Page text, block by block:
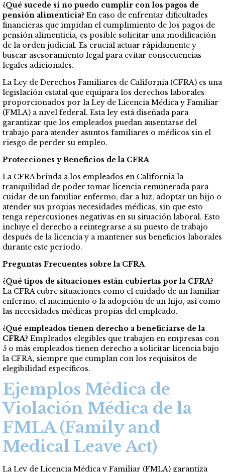
¿Qué sucede si no puedo cumplir con los pagos de
pensión alimenticia? En caso de enfrentar dificultades
financieras que impidan el cumplimiento de los pagos de
pensión alimenticia, es posible solicitar una modificación
de la orden judicial. Es crucial actuar rápidamente y
buscar asesoramiento legal para evitar consecuencias
legales adicionales.
La Ley de Derechos Familiares de California (CFRA) es una
legislación estatal que equipara los derechos laborales
proporcionados por la Ley de Licencia Médica y Familiar
(FMLA) a nivel federal. Esta ley está diseñada para
garantizar que los empleados puedan ausentarse del
trabajo para atender asuntos familiares o médicos sin el
riesgo de perder su empleo.
Protecciones y Beneficios de la CFRA
La CFRA brinda a los empleados en California la
tranquilidad de poder tomar licencia remunerada para
cuidar de un familiar enfermo, dar a luz, adoptar un hijo o
atender sus propias necesidades médicas, sin que esto
tenga repercusiones negativas en su situación laboral. Esto
incluye el derecho a reintegrarse a su puesto de trabajo
después de la licencia y a mantener sus beneficios laborales
durante este período.
Preguntas Frecuentes sobre la CFRA
¿Qué tipos de situaciones están cubiertas por la CFRA?
La CFRA cubre situaciones como el cuidado de un familiar
enfermo, el nacimiento o la adopción de un hijo, así como
las necesidades médicas propias del empleado.
¿Qué empleados tienen derecho a beneficiarse de la
CFRA? Empleados elegibles que trabajen en empresas con
5 o más empleados tienen derecho a solicitar licencia bajo
la CFRA, siempre que cumplan con los requisitos de
elegibilidad específicos.
Ejemplos Médica de
Violación Médica de la
FMLA (Family and
Medical Leave Act)
La Ley de Licencia Médica y Familiar (FMLA) garantiza